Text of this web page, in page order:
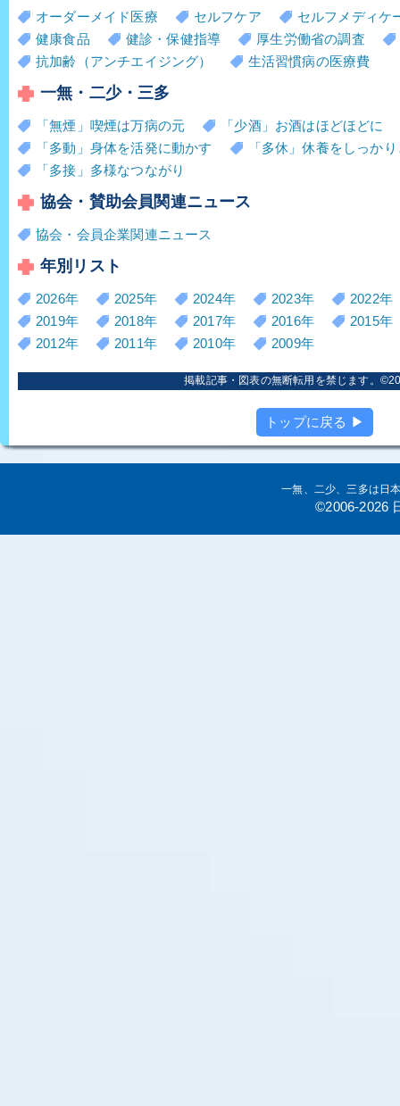
オーダーメイド医療 セルフケア
セルフメディケ
健康食品
健診・保健指導
厚生労働省の調査
抗加齢（アンチエイジング）
生活習慣病の医療費
一無・二少・三多
「無煙」喫煙は万病の元
「少酒」お酒はほどほどに
「多動」身体を活発に動かす
「多休」休養をしっか
「多接」多様なつながり
協会・賛助会員関連ニュース
協会・会員企業関連ニュース
年別リスト
2026年 2025年 2024年 2023年
2022年
2019年
2018年 2017年 2016年
2015年
2012年
2011年 2010年 2009年
掲載記事・図表の無断転用を禁じます。
トップに戻る ▶
一無、二少、三多は日
©2006-2026